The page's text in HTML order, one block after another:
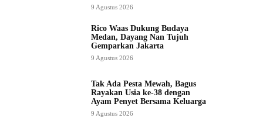
9 Agustus 2026
Rico Waas Dukung Budaya
Medan, Dayang Nan Tujuh
Gemparkan Jakarta
9 Agustus 2026
Tak Ada Pesta Mewah, Bagus
Rayakan Usia ke-38 dengan
Ayam Penyet Bersama Keluarga
9 Agustus 2026